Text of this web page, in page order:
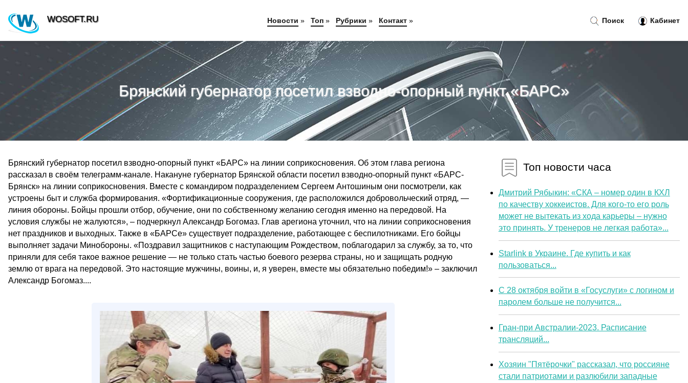
Брянский губернатор посетил взводно-опорный пункт «БАРС»
Брянский губернатор посетил взводно-опорный пункт «БАРС» на линии соприкосновения. Об этом глава региона
рассказал в своём телеграмм-канале. Накануне губернатор Брянской области посетил взводно-опорный пункт «БАРС-
Брянск» на линии соприкосновения. Вместе с командиром подразделением Сергеем Антошиным они посмотрели, как
устроены быт и служба формирования. «Фортификационные сооружения, где расположился добровольческий отряд, —
линия обороны. Бойцы прошли отбор, обучение, они по собственному желанию сегодня именно на передовой. На
условия службы не жалуются», – подчеркнул Александр Богомаз. Глав арегиона уточнил, что на линии соприкосновения
нет праздников и выходных. Также в «БАРСе» существует подразделение, работающее с беспилотниками. Его бойцы
выполняет задачи Минобороны. «Поздравил защитников с наступающим Рождеством, поблагодарил за службу, за то, что
приняли для себя такое важное решение — не только стать частью боевого резерва страны, но и защищать родную
землю от врага на передовой. Это настоящие мужчины, воины, и, я уверен, вместе мы обязательно победим!» – заключил
Александр Богомаз....
Топ новости часа
Дмитрий Рябыкин: «СКА – номер один в КХЛ
по качеству хоккеистов. Для кого-то его роль
может не вытекать из хода карьеры – нужно
это принять. У тренеров не легкая работа»...
Starlink в Украине. Где купить и как
пользоваться...
С 28 октября войти в «Госуслуги» с логином и
паролем больше не получится...
Гран-при Австралии-2023. Расписание
трансляций...
Хозяин "Пятёрочки" рассказал, что россияне
стали патриотами и разлюбили западные
Поиск Кабинет
WOSOFT.RU Новости » Топ» Рубрики » Контакт»